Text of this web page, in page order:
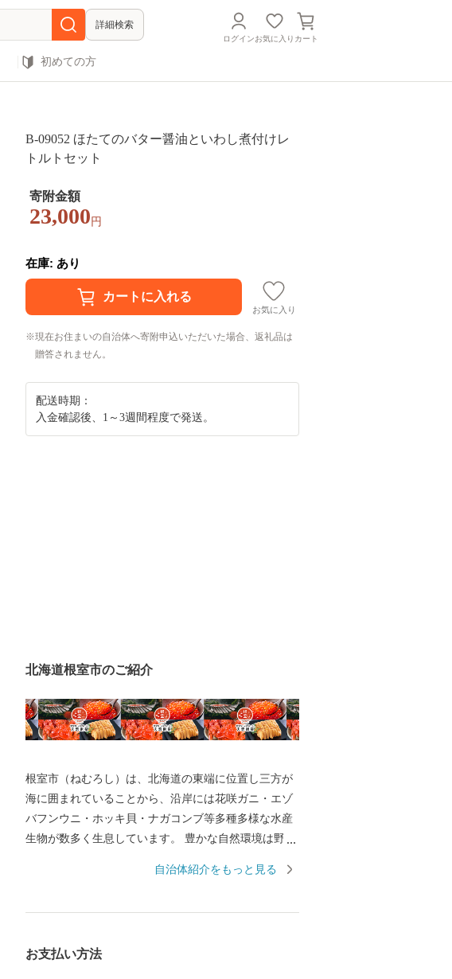
詳細検索
ログインお気に入り カート
初めての方
B-09052 ほたてのバター醤油といわし煮付けレ
トルトセット
寄附金額
23,000 円
在庫: あり
お気に入り
現在お住まいの自治体へ寄附申込いただいた場合、返礼品は
贈答されません。
配送時期：
入金確認後、1～3週間程度で発送。
北海道根室市のご紹介
根室市（ねむろし）は、北海道の東端に位置し三方が
海に囲まれていることから、沿岸には花咲ガニ・エゾ
バフンウニ・ホッキ貝・ナガコンブ等多種多様な水産
生物が数多く生息しています。 豊かな自然環境は野鳥
る約330種の野鳥が観測でき、風蓮湖、春国岱、長節湖
を相手にする北海道ならではのアクティビティも人気
自治体紹介をもっと見る
お支払い方法